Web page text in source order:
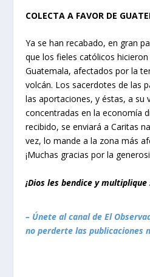
COLECTA A FAVOR DE
Ya se han recabado, en gran
que los fieles católicos
Guatemala, afectados por la
volcán. Los sacerdotes de las
las aportaciones, y éstas, a su
concentradas en la economía
recibido, se enviará a Caritas
vez, lo mande a la zona más
¡Muchas gracias por la
¡Dios les bendice y
– Únete al canal de El
no perderte las publicaciones